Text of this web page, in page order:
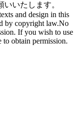
いいたします。
and design in this
by copyright law.No
If you wish to use
to obtain permission.